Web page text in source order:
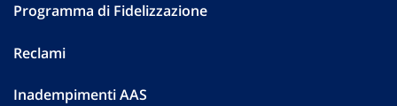
Programma di Fidelizzazione
Reclami
Inadempimenti AAS